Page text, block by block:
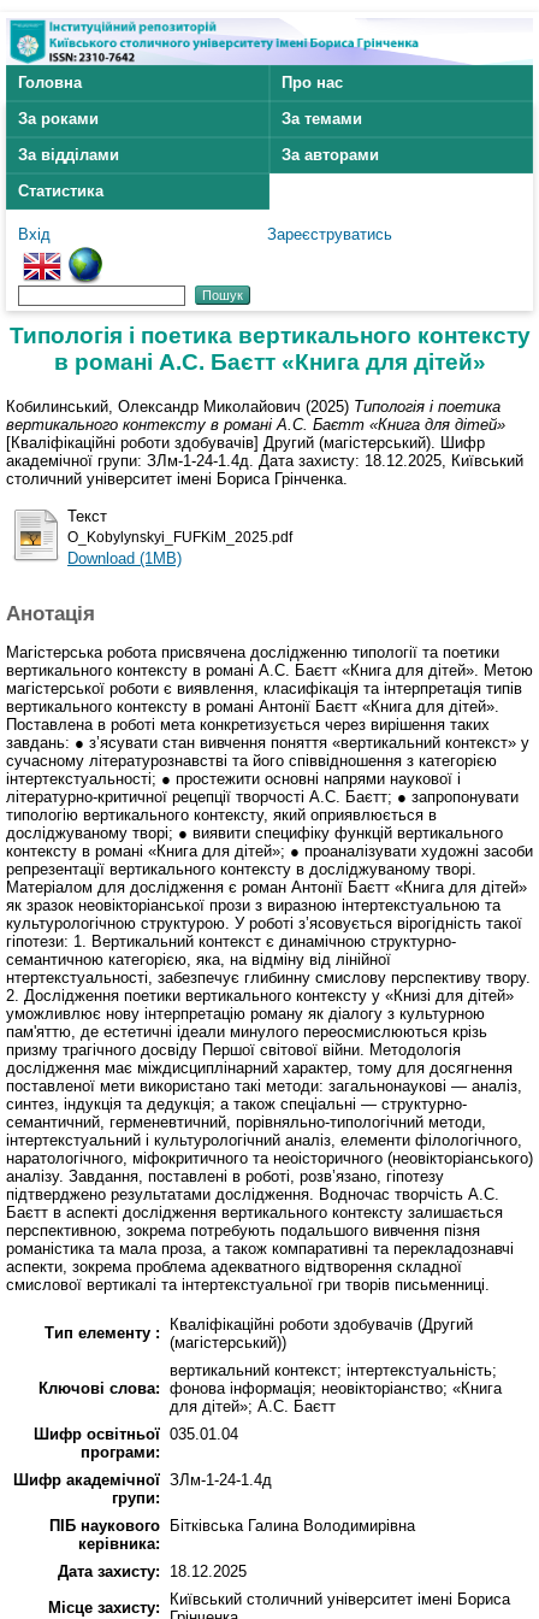
Головна
Про нас
За роками
За темами
За відділами
За авторами
Статистика
Вхід Зареєструватись
Типологія і поетика вертикального контексту
в романі А.С. Баєтт «Книга для дітей»
Кобилинський, Олександр Миколайович (2025) Типологія і поетика
вертикального контексту в романі А.С. Баєтт «Книга для дітей»
[Кваліфікаційні роботи здобувачів] Другий (магістерський). Шифр
академічної групи: ЗЛм-1-24-1.4д. Дата захисту: 18.12.2025, Київський
столичний університет імені Бориса Грінченка.
Текст
O_Kobylynskyi_FUFKiM_2025.pdf
Download (1MB)
Анотація
Магістерська робота присвячена дослідженню типології та поетики
вертикального контексту в романі А.С. Баєтт «Книга для дітей». Метою
магістерської роботи є виявлення, класифікація та інтерпретація типів
вертикального контексту в романі Антонії Баєтт «Книга для дітей».
Поставлена в роботі мета конкретизується через вирішення таких
завдань: ● з’ясувати стан вивчення поняття «вертикальний контекст» у
сучасному літературознавстві та його співвідношення з категорією
інтертекстуальності; ● простежити основні напрями наукової і
літературно-критичної рецепції творчості А.С. Баєтт; ● запропонувати
типологію вертикального контексту, який оприявлюється в
досліджуваному творі; ● виявити специфіку функцій вертикального
контексту в романі «Книга для дітей»; ● проаналізувати художні засоби
репрезентації вертикального контексту в досліджуваному творі.
Матеріалом для дослідження є роман Антонії Баєтт «Книга для дітей»
як зразок неовікторіанської прози з виразною інтертекстуальною та
культурологічною структурою. У роботі з’ясовується вірогідність такої
гіпотези: 1. Вертикальний контекст є динамічною структурно-
семантичною категорією, яка, на відміну від лінійної
нтертекстуальності, забезпечує глибинну смислову перспективу твору.
2. Дослідження поетики вертикального контексту у «Книзі для дітей»
уможливлює нову інтерпретацію роману як діалогу з культурною
пам'яттю, де естетичні ідеали минулого переосмислюються крізь
призму трагічного досвіду Першої світової війни. Методологія
дослідження має міждисциплінарний характер, тому для досягнення
поставленої мети використано такі методи: загальнонаукові — аналіз,
синтез, індукція та дедукція; а також спеціальні — структурно-
семантичний, герменевтичний, порівняльно-типологічний методи,
інтертекстуальний і культурологічний аналіз, елементи філологічного,
наратологічного, міфокритичного та неоісторичного (неовікторіанського)
аналізу. Завдання, поставлені в роботі, розв’язано, гіпотезу
підтверджено результатами дослідження. Водночас творчість А.С.
Баєтт в аспекті дослідження вертикального контексту залишається
перспективною, зокрема потребують подальшого вивчення пізня
романістика та мала проза, а також компаративні та перекладознавчі
аспекти, зокрема проблема адекватного відтворення складної
смислової вертикалі та інтертекстуальної гри творів письменниці.
Тип елементу :
Кваліфікаційні роботи здобувачів (Другий
(магістерський))
Ключові слова:
вертикальний контекст; інтертекстуальність;
фонова інформація; неовікторіанство; «Книга
для дітей»; А.С. Баєтт
Шифр освітньої
програми:
035.01.04
Шифр академічної
групи:
ЗЛм-1-24-1.4д
ПІБ наукового
керівника:
Бітківська Галина Володимирівна
Дата захисту:
18.12.2025
Місце захисту:
Київський столичний університет імені Бориса